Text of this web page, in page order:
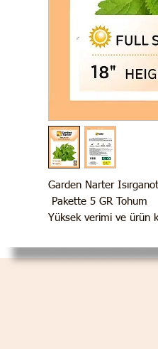
Garden Narter
Pakette 5 GR Tohum
Yüksek verimi ve ürün